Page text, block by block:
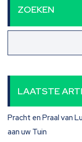
ZOEKEN
LAATSTE
Pracht en Praal van
aan uw Tuin